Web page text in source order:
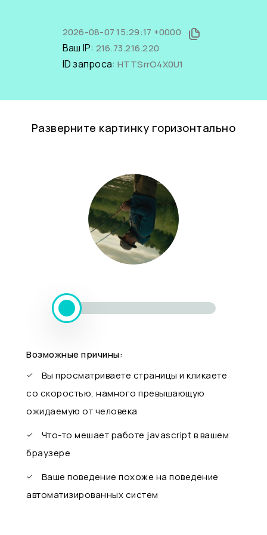
2026-08-07 15:29:17 +0000
Ваш IP: 216.73.216.220
ID запроса: HTTSrrO4X0U1
Разверните картинку горизонтально
Возможные причины:
Вы просматриваете страницы и кликаете
со скоростью, намного превышающую
ожидаемую от человека
Что-то мешает работе javascript в вашем
браузере
Ваше поведение похоже на поведение
автоматизированных систем